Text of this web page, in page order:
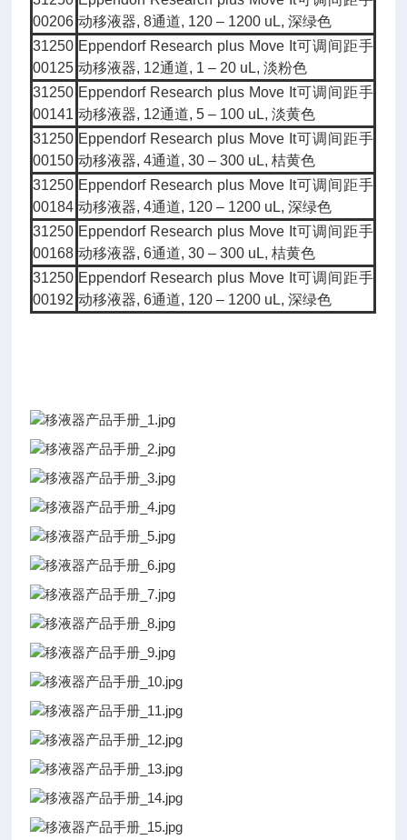
00206 动移液器, 8通道, 120 – 1200 uL, 深绿色
31250
00125
Eppendorf Research plus Move It可调间距手
动移液器, 12通道, 1 – 20 uL, 淡粉色
31250
00141
Eppendorf Research plus Move It可调间距手
动移液器, 12通道, 5 – 100 uL, 淡黄色
31250
00150
Eppendorf Research plus Move It可调间距手
动移液器, 4通道, 30 – 300 uL, 桔黄色
31250
00184
Eppendorf Research plus Move It可调间距手
动移液器, 4通道, 120 – 1200 uL, 深绿色
31250
00168
Eppendorf Research plus Move It可调间距手
动移液器, 6通道, 30 – 300 uL, 桔黄色
31250
00192
Eppendorf Research plus Move It可调间距手
动移液器, 6通道, 120 – 1200 uL, 深绿色